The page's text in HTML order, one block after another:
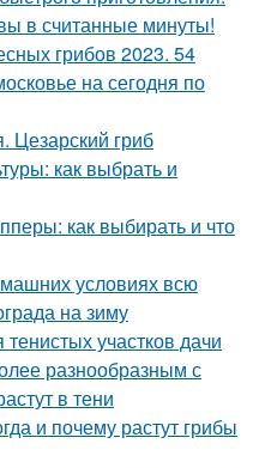
в считанные минуты!
грибов 2023. 54
на сегодня по
Цезарский гриб
как выбрать и
как выбирать и что
условиях всю
на зиму
участков дачи
разнообразным с
в тени
и почему растут грибы